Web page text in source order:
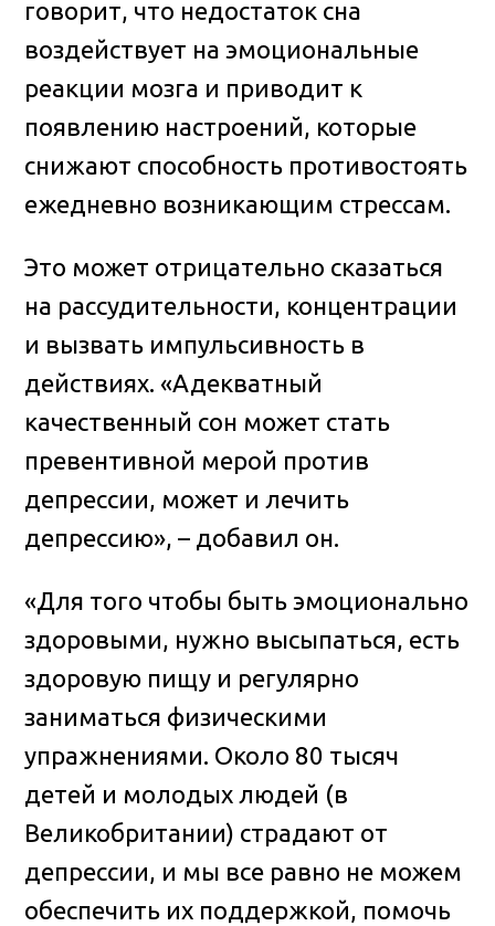
говорит, что недостаток сна
воздействует на эмоциональные
реакции мозга и приводит к
появлению настроений, которые
снижают способность противостоять
ежедневно возникающим стрессам.
Это может отрицательно сказаться
на рассудительности, концентрации
и вызвать импульсивность в
действиях. «Адекватный
качественный сон может стать
превентивной мерой против
депрессии, может и лечить
депрессию», – добавил он.
«Для того чтобы быть эмоционально
здоровыми, нужно высыпаться, есть
здоровую пищу и регулярно
заниматься физическими
упражнениями. Около 80 тысяч
детей и молодых людей (в
Великобритании) страдают от
депрессии, и мы все равно не можем
обеспечить их поддержкой, помочь